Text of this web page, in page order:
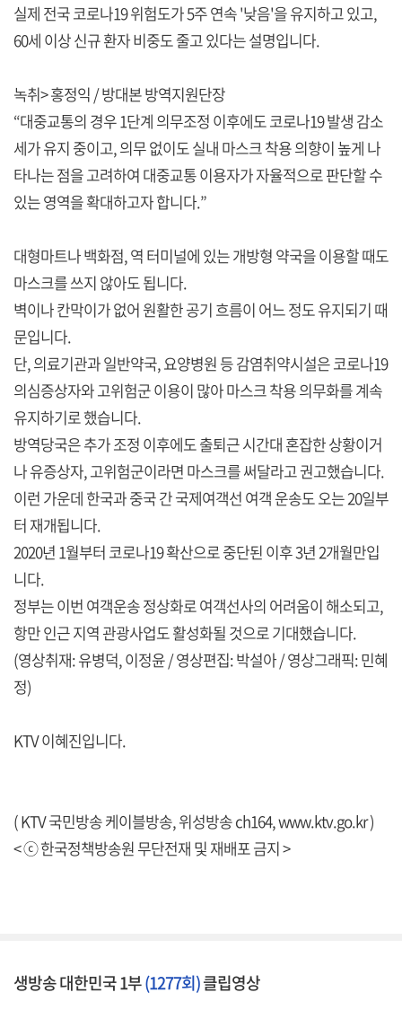
실제 전국 코로나19 위험도가 5주 연속 '낮음'을 유지하고 있고,
60세 이상 신규 환자 비중도 줄고 있다는 설명입니다.
녹취> 홍정익 / 방대본 방역지원단장
“대중교통의 경우 1단계 의무조정 이후에도 코로나19 발생 감소
세가 유지 중이고, 의무 없이도 실내 마스크 착용 의향이 높게 나
타나는 점을 고려하여 대중교통 이용자가 자율적으로 판단할 수
있는 영역을 확대하고자 합니다.”
대형마트나 백화점, 역 터미널에 있는 개방형 약국을 이용할 때도
마스크를 쓰지 않아도 됩니다.
벽이나 칸막이가 없어 원활한 공기 흐름이 어느 정도 유지되기 때
문입니다.
단, 의료기관과 일반약국, 요양병원 등 감염취약시설은 코로나19
의심증상자와 고위험군 이용이 많아 마스크 착용 의무화를 계속
유지하기로 했습니다.
방역당국은 추가 조정 이후에도 출퇴근 시간대 혼잡한 상황이거
나 유증상자, 고위험군이라면 마스크를 써달라고 권고했습니다.
이런 가운데 한국과 중국 간 국제여객선 여객 운송도 오는 20일부
터 재개됩니다.
2020년 1월부터 코로나19 확산으로 중단된 이후 3년 2개월만입
니다.
정부는 이번 여객운송 정상화로 여객선사의 어려움이 해소되고,
항만 인근 지역 관광사업도 활성화될 것으로 기대했습니다.
(영상취재: 유병덕, 이정윤 / 영상편집: 박설아 / 영상그래픽: 민혜
정)
KTV 이혜진입니다.
( KTV 국민방송 케이블방송, 위성방송 ch164,www.ktv.go.kr)
< ⓒ 한국정책방송원 무단전재 및 재배포 금지 >
생방송 대한민국 1부(1277회)클립영상